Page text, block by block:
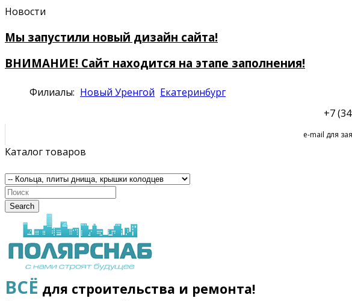
Новости
Мы запустили новый дизайн сайта!
ВНИМАНИЕ! Сайт находится на этапе заполнения!
Филиалы: Новый Уренгой Екатеринбург
+7
e-mail для
Каталог товаров
Search
ВСЁ для строительства и ремонта!